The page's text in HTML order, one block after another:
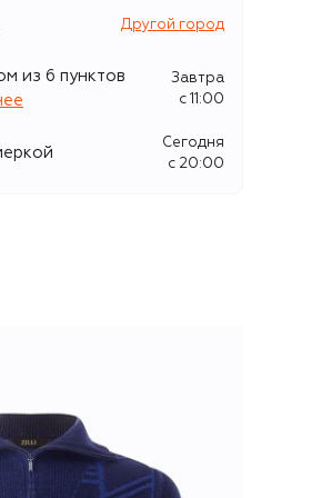
Другой город
из 6 пунктов
Завтра
c 11:00
Сегодня
c 20:00